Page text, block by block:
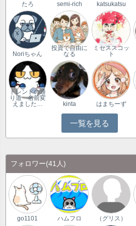
たろ semi-rich katsukatsu
Noriちゃん
投資で自由に
なる
ミセススコッ
ト
トレンドの通
り道 名前変
えました…
kinta はまちーず
一覧を見る
フォロワー(41人)
go1101 ハムフロ （グリス）